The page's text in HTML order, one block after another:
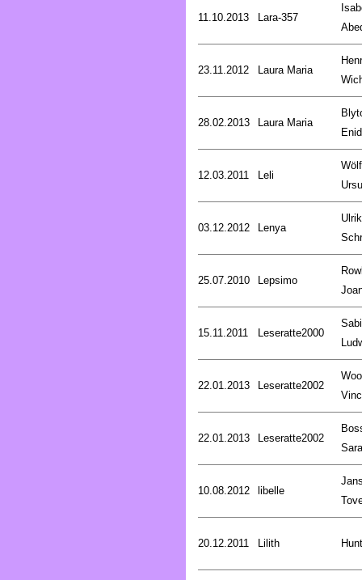
11.10.2013 Lara-357
23.11.2012 Laura Maria
28.02.2013 Laura Maria
Enid
12.03.2011 Leli
03.12.2012 Lenya
25.07.2010 Lepsimo
15.11.2011 Leseratte2000
22.01.2013 Leseratte2002
22.01.2013 Leseratte2002
10.08.2012 libelle
20.12.2011 Lilith